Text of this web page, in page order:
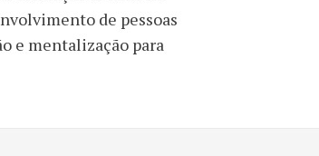
de pessoas
e mentalização para